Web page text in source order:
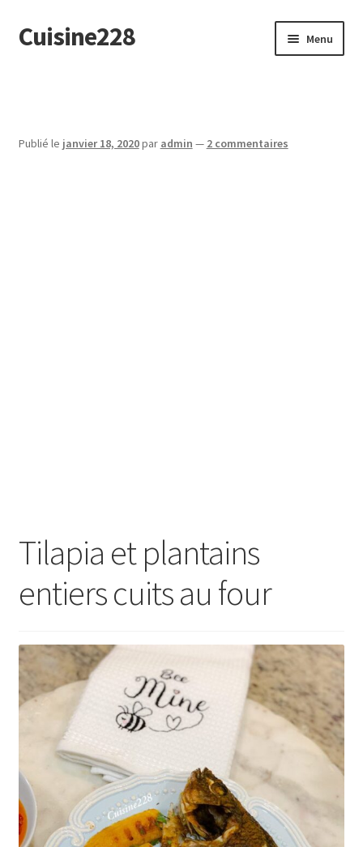
Aller
à
Aller
au
Cuisine228 Menu
Publié le janvier 18, 2020par admin — 2 commentaires
Tilapia et plantains
entiers cuits au four